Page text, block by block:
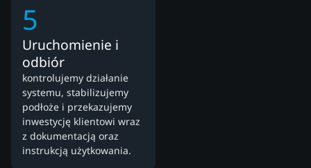
5
Uruchomienie i
odbiór
kontrolujemy działanie
systemu, stabilizujemy
podłoże i przekazujemy
inwestycję klientowi wraz
z dokumentacją oraz
instrukcją użytkowania.